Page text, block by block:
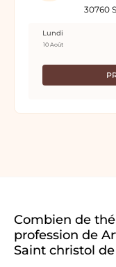
30760
Lundi
10 Août
Combien de
profession de
Saint christol